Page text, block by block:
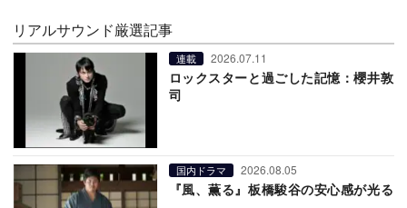
リアルサウンド厳選記事
連載 2026.07.11
ロックスターと過ごした記憶：櫻井敦
司
国内ドラマ 2026.08.05
『風、薫る』板橋駿谷の安心感が光る